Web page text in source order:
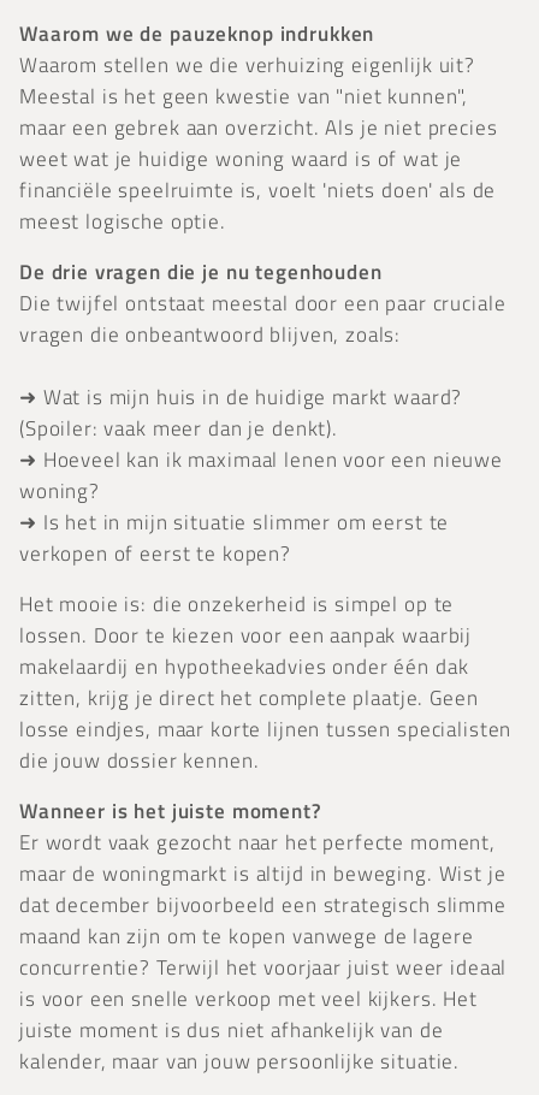
Waarom we de pauzeknop indrukken
Waarom stellen we die verhuizing eigenlijk uit?
Meestal is het geen kwestie van "niet kunnen",
maar een gebrek aan overzicht. Als je niet precies
weet wat je huidige woning waard is of wat je
financiële speelruimte is, voelt 'niets doen' als de
meest logische optie.
De drie vragen die je nu tegenhouden
Die twijfel ontstaat meestal door een paar cruciale
vragen die onbeantwoord blijven, zoals:
➜ Wat is mijn huis in de huidige markt waard?
(Spoiler: vaak meer dan je denkt).
➜ Hoeveel kan ik maximaal lenen voor een nieuwe
woning?
➜ Is het in mijn situatie slimmer om eerst te
verkopen of eerst te kopen?
Het mooie is: die onzekerheid is simpel op te
lossen. Door te kiezen voor een aanpak waarbij
makelaardij en hypotheekadvies onder één dak
zitten, krijg je direct het complete plaatje. Geen
losse eindjes, maar korte lijnen tussen specialisten
die jouw dossier kennen.
Wanneer is het juiste moment?
Er wordt vaak gezocht naar het perfecte moment,
maar de woningmarkt is altijd in beweging. Wist je
dat december bijvoorbeeld een strategisch slimme
maand kan zijn om te kopen vanwege de lagere
concurrentie? Terwijl het voorjaar juist weer ideaal
is voor een snelle verkoop met veel kijkers. Het
juiste moment is dus niet afhankelijk van de
kalender, maar van jouw persoonlijke situatie.